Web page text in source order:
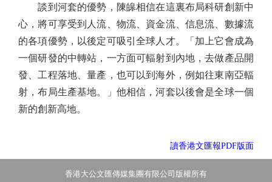
談到河套的優勢，陳皞相信在這裏布局科研創新中
心，將可享受到人流、物流、資金流、信息流、數據流
的各項優勢，以後定可吸引全球人才。「加上它會成為
一個研發的中轉站，一方面可輻射到內地，去做產品開
發、工程落地、量產，也可以到海外，例如往東南亞輻
射，布局生產基地。」他相信，河套以後會是全球一個
新的創新高地。
讀香港文匯報PDF版面
香港大公文匯傳媒集團有限公司版權所有